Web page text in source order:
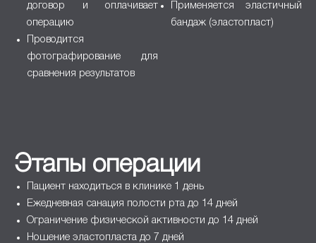
договор и оплачивает
операцию
Проводится
фотографирование для
сравнения результатов
Применяется эластичный
бандаж (эластопласт)
Этапы операции
Пациент находиться в клинике 1 день
Ежедневная санация полости рта до 14 дней
Ограничение физической активности до 14 дней
Ношение эластопласта до 7 дней